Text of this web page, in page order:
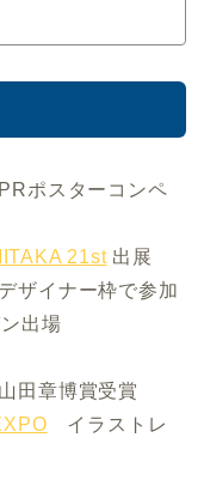
ポスターコンペ
21st出展
ザイナー枠で参加
出場
田章博賞受賞
イラストレ